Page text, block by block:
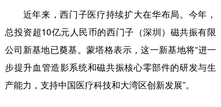
Русский язык 日本語 한국어
Deutsch Português
近年来，西门子医疗持续扩大在华布局。今年，
总投资超10亿元人民币的西门子（深圳）磁共振有限
公司新基地已奠基。蒙塔格表示，这一新基地将“进一
步提升血管造影系统和磁共振核心零部件的研发与生
产能力，支持中国医疗科技和大湾区创新发展”。